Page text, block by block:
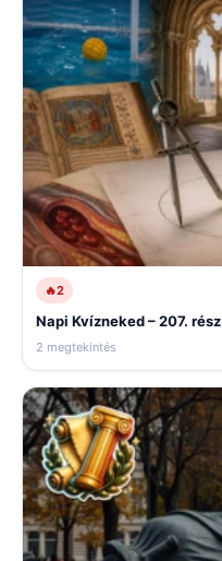
🔥2
Napi Kvízneked – 207. rész
2 megtekintés